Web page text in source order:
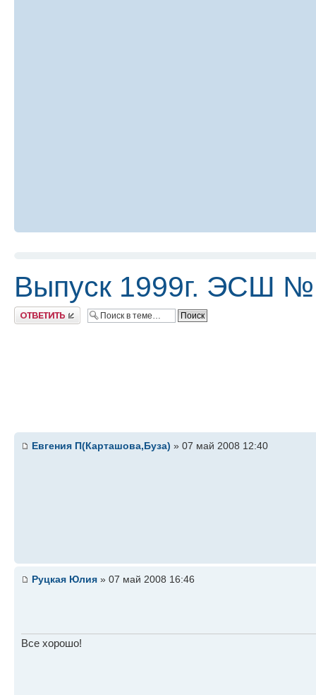
Выпуск 1999г. ЭСШ
Ответить
Евгения П(Карташова,Буза) » 07 май 2008 12:40
Руцкая Юлия » 07 май 2008 16:46
Все хорошо!